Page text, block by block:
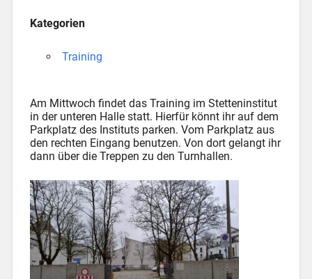
Kategorien
Training
Am Mittwoch findet das Training im Stetteninstitut
in der unteren Halle statt. Hierfür könnt ihr auf dem
Parkplatz des Instituts parken. Vom Parkplatz aus
den rechten Eingang benutzen. Von dort gelangt ihr
dann über die Treppen zu den Turnhallen.